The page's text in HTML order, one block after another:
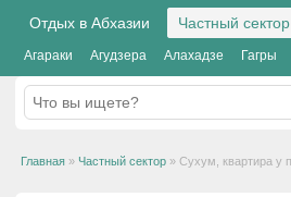
Отдых в Абхазии Частный сектор
Агараки Агудзера Алахадзе Гагры
Главная » Частный сектор » Сухум, квартира у